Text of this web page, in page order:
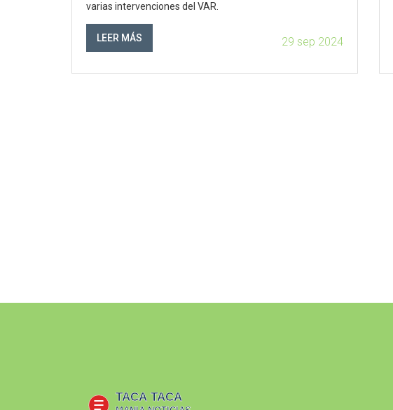
varias intervenciones del VAR.
LEER MÁS 29 sep 2024